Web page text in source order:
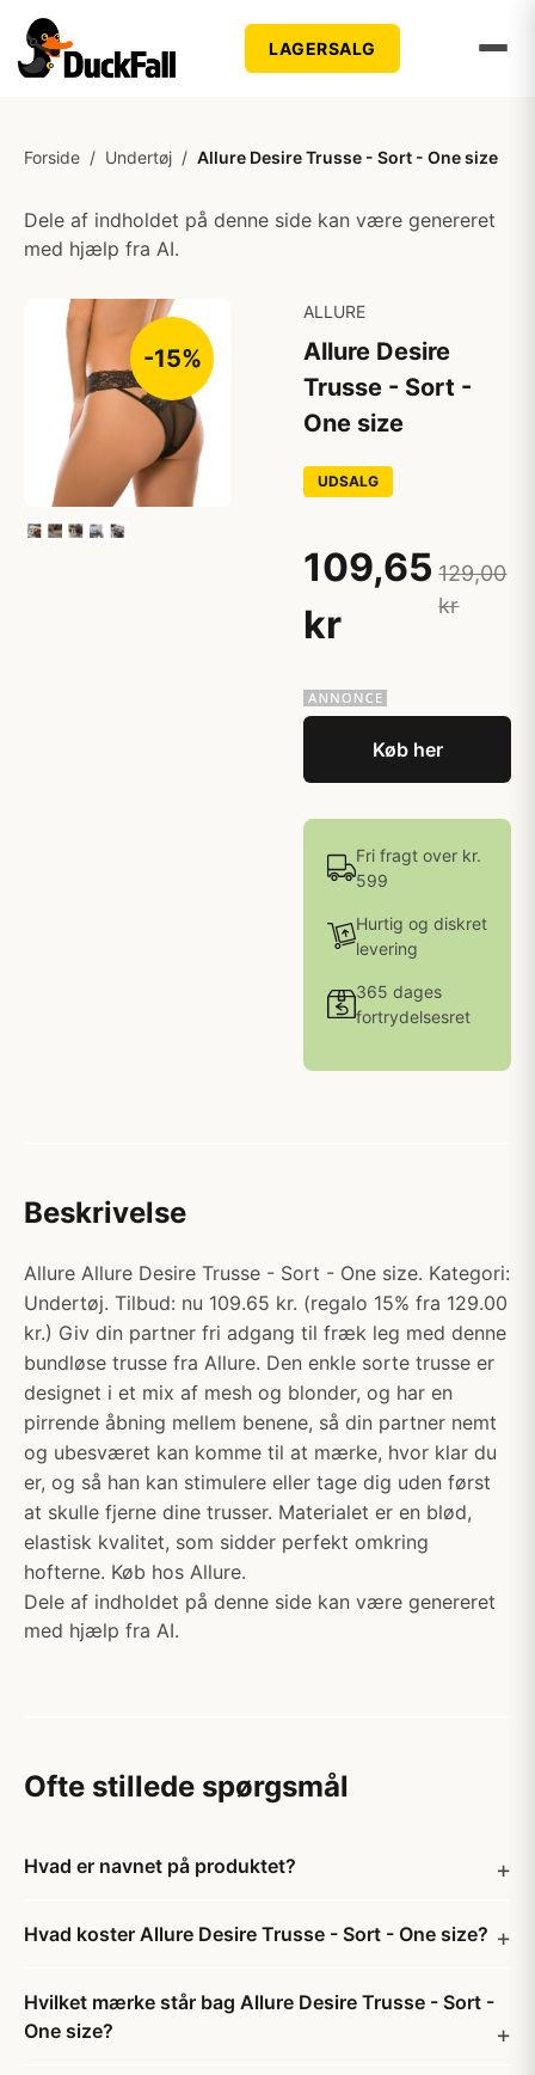
LAGERSALG
Forside / Undertøj / Allure Desire Trusse - Sort - One size
Dele af indholdet på denne side kan være genereret
med hjælp fra AI.
-15%
ALLURE
Allure Desire
Trusse - Sort -
One size
UDSALG
109,65
kr
129,00
kr
Køb her
Fri fragt over kr.
599
Hurtig og diskret
levering
365 dages
fortrydelsesret
Beskrivelse
Allure Allure Desire Trusse - Sort - One size. Kategori:
Undertøj. Tilbud: nu 109.65 kr. (regalo 15% fra 129.00
kr.) Giv din partner fri adgang til fræk leg med denne
bundløse trusse fra Allure. Den enkle sorte trusse er
designet i et mix af mesh og blonder, og har en
pirrende åbning mellem benene, så din partner nemt
og ubesværet kan komme til at mærke, hvor klar du
er, og så han kan stimulere eller tage dig uden først
at skulle fjerne dine trusser. Materialet er en blød,
elastisk kvalitet, som sidder perfekt omkring
hofterne. Køb hos Allure.
Dele af indholdet på denne side kan være genereret
med hjælp fra AI.
Ofte stillede spørgsmål
Hvad er navnet på produktet?
Hvad koster Allure Desire Trusse - Sort - One size?
Hvilket mærke står bag Allure Desire Trusse - Sort -
One size?